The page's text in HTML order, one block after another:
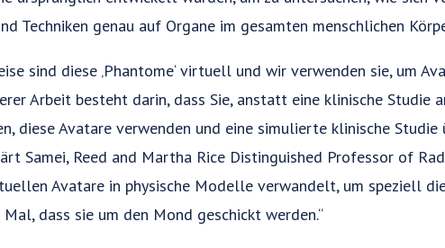
Techniken genau auf Organe im gesamten menschlichen
sind diese ‚Phantome‘ virtuell und wir verwenden sie, um
Arbeit besteht darin, dass Sie, anstatt eine klinische Studie
diese Avatare verwenden und eine simulierte klinische Studie
Samei, Reed and Martha Rice Distinguished Professor of
Avatare in physische Modelle verwandelt, um speziell
dass sie um den Mond geschickt werden.“